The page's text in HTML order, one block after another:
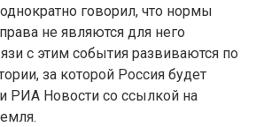
говорил, что нормы
не являются для него
с этим события развиваются по
за которой Россия будет
РИА Новости со ссылкой на